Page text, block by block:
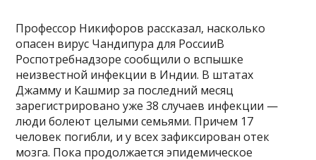
Профессор Никифоров рассказал, насколько
опасен вирус Чандипура для РоссииВ
Роспотребнадзоре сообщили о вспышке
неизвестной инфекции в Индии. В штатах
Джамму и Кашмир за последний месяц
зарегистрировано уже 38 случаев инфекции —
люди болеют целыми семьями. Причем 17
человек погибли, и у всех зафиксирован отек
мозга. Пока продолжается эпидемическое